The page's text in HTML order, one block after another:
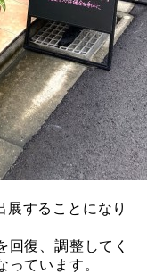
展することになり
回復、調整してく
ています。